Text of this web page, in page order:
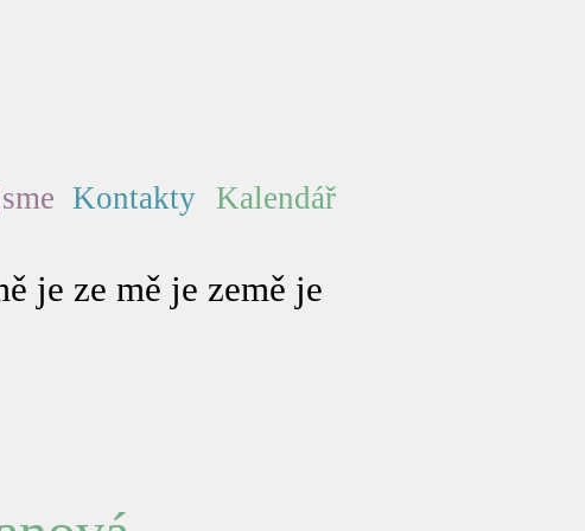
Kontakty Kalendář
je ze mě je země je